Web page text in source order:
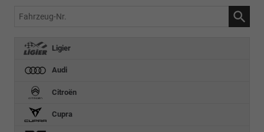
Fahrzeug-
Ligier
Audi
Citroën
Cupra